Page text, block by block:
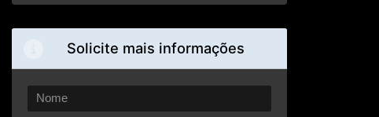
Solicite mais informações